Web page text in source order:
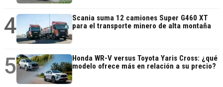
4
Scania suma 12 camiones Super G460 XT
para el transporte minero de alta montaña
5
Honda WR-V versus Toyota Yaris Cross: ¿qué
modelo ofrece más en relación a su precio?